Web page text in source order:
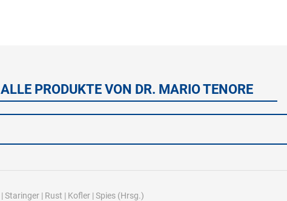
ALLE PRODUKTE VON DR. MARIO TENORE
| Staringer| Rust | Kofler| Spies(Hrsg.)